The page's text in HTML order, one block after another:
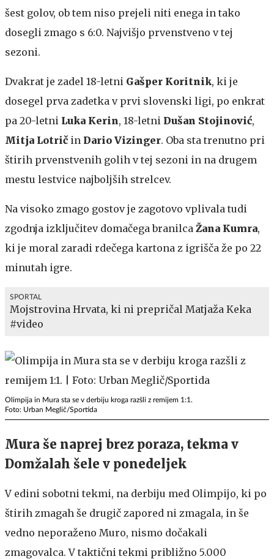
šest golov, ob tem niso prejeli niti enega in tako
dosegli zmago s 6:0. Najvišjo prvenstveno v tej
sezoni.
Dvakrat je zadel 18-letni Gašper Koritnik, ki je
dosegel prva zadetka v prvi slovenski ligi, po enkrat
pa 20-letni Luka Kerin, 18-letni Dušan Stojinović,
Mitja Lotrič in Dario Vizinger. Oba sta trenutno pri
štirih prvenstvenih golih v tej sezoni in na drugem
mestu lestvice najboljših strelcev.
Na visoko zmago gostov je zagotovo vplivala tudi
zgodnja izključitev domačega branilca Žana Kumra,
ki je moral zaradi rdečega kartona z igrišča že po 22
minutah igre.
SPORTAL
Mojstrovina Hrvata, ki ni prepričal Matjaža Keka
#video
Olimpija in Mura sta se v derbiju kroga razšli z remijem 1:1.
Foto: Urban Meglič/Sportida
Mura še naprej brez poraza, tekma v
Domžalah šele v ponedeljek
V edini sobotni tekmi, na derbiju med Olimpijo, ki po
štirih zmagah še drugič zapored ni zmagala, in še
vedno neporaženo Muro, nismo dočakali
zmagovalca. V taktični tekmi približno 5.000